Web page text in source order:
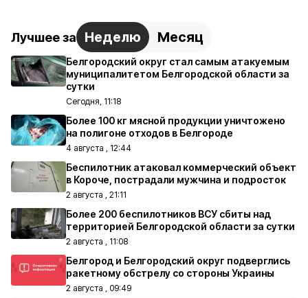
Лучшее за Неделю Месяц
Белгородский округ стал самым атакуемым
муниципалитетом Белгородской области за
сутки
Сегодня, 11:18
Более 100 кг мясной продукции уничтожено
на полигоне отходов в Белгороде
4 августа , 12:44
Беспилотник атаковал коммерческий объект
в Короче, пострадали мужчина и подросток
2 августа , 21:11
Более 200 беспилотников ВСУ сбиты над
территорией Белгородской области за сутки
2 августа , 11:08
Белгород и Белгородский округ подверглись
ракетному обстрелу со стороны Украины
2 августа , 09:49